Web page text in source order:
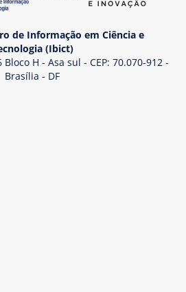
de Informação em Ciência e
(Ibict)
H - Asa sul - CEP: 70.070-912 -
Brasília - DF